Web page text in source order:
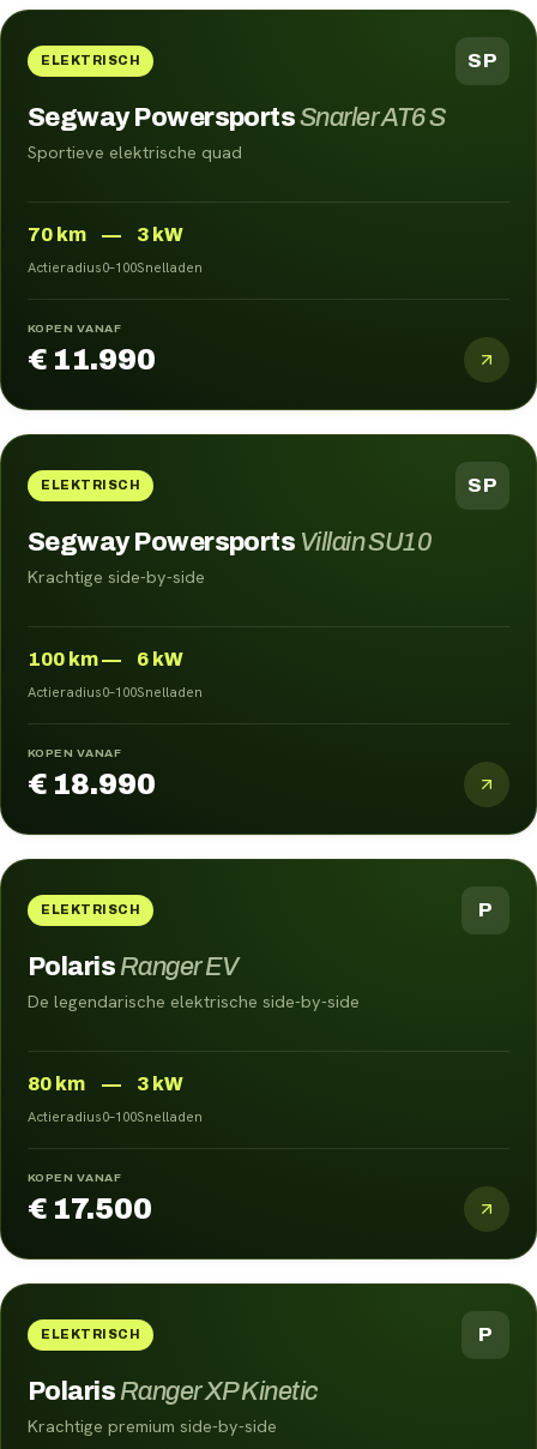
ELEKTRISCH SP
Segway PowersportsSnarler AT6 S
Sportieve elektrische quad
70 km
Actieradius
—
0–100
3 kW
Snelladen
KOPEN VANAF
€ 11.990
ELEKTRISCH SP
Segway Powersports Villain SU10
Krachtige side-by-side
100 km
Actieradius
—
0–100
6 kW
Snelladen
KOPEN VANAF
€ 18.990
ELEKTRISCH P
PolarisRanger EV
De legendarische elektrische side-by-side
80 km
Actieradius
—
0–100
3 kW
Snelladen
KOPEN VANAF
€ 17.500
ELEKTRISCH P
PolarisRanger XP Kinetic
Krachtige premium side-by-side